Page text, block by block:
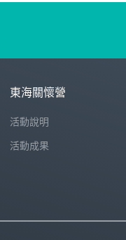
東海關懷營
活動說明
活動成果